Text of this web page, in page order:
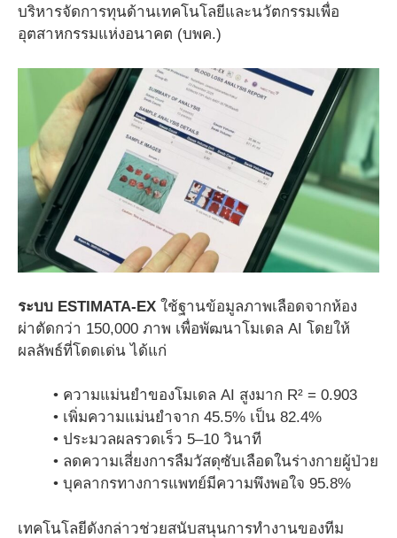
บริหารจัดการทุนด้านเทคโนโลยีและนวัตกรรมเพื่อ
อุตสาหกรรมแห่งอนาคต (บพค.)
ระบบ ESTIMATA-EX ใช้ฐานข้อมูลภาพเลือดจากห้อง
ผ่าตัดกว่า 150,000 ภาพ เพื่อพัฒนาโมเดล AI โดยให้
ผลลัพธ์ที่โดดเด่น ได้แก่
• ความแม่นยำของโมเดล AI สูงมาก R² = 0.903
• เพิ่มความแม่นยำจาก 45.5% เป็น 82.4%
• ประมวลผลรวดเร็ว 5–10 วินาที
• ลดความเสี่ยงการลืมวัสดุซับเลือดในร่างกายผู้ป่วย
• บุคลากรทางการแพทย์มีความพึงพอใจ 95.8%
เทคโนโลยีดังกล่าวช่วยสนับสนุนการทำงานของทีม